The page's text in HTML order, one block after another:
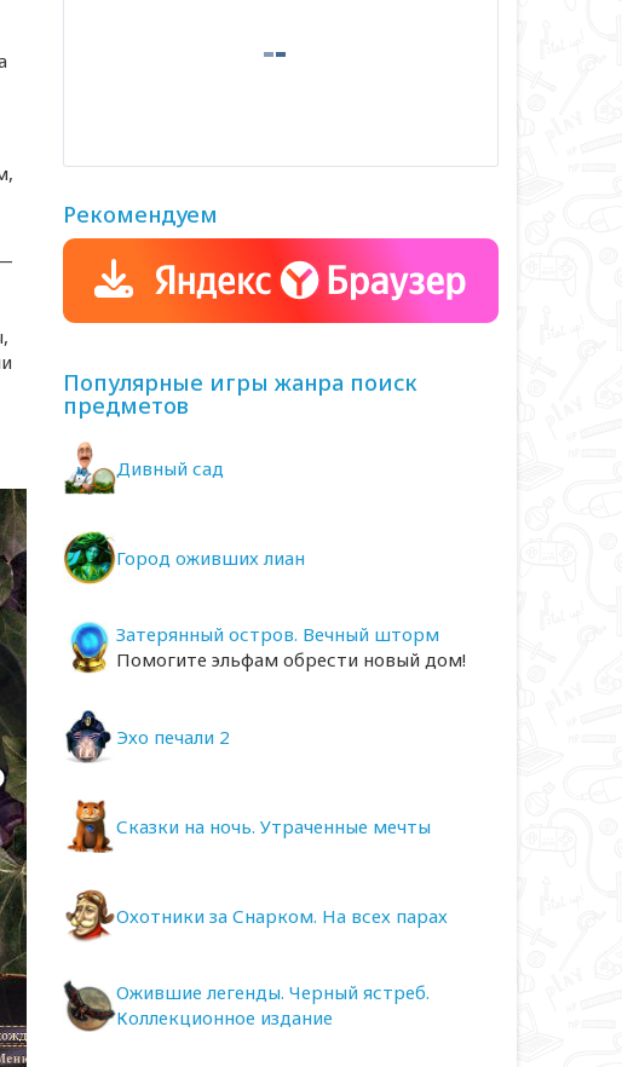
Рекомендуем
Популярные игры жанра поиск
предметов
Дивный сад
Город оживших лиан
Затерянный остров. Вечный шторм
Помогите эльфам обрести новый дом!
Эхо печали 2
Сказки на ночь. Утраченные мечты
Охотники за Снарком. На всех парах
Ожившие легенды. Черный ястреб.
Коллекционное издание